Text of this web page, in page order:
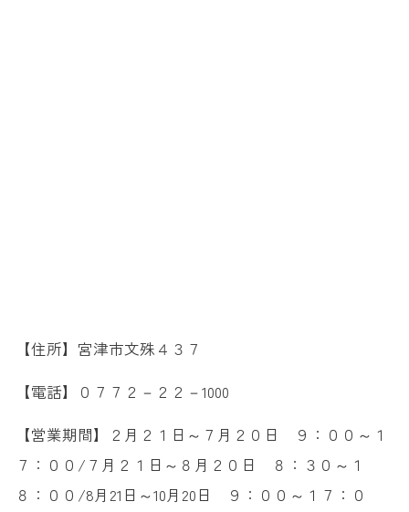
【住所】宮津市文殊４３７
【電話】０７７２－２２－1000
【営業期間】２月２１日～７月２０日 ９：００～１
７：００/７月２１日～８月２０日 ８：３０～１
８：００/8月21日～10月20日 ９：００～１７：０